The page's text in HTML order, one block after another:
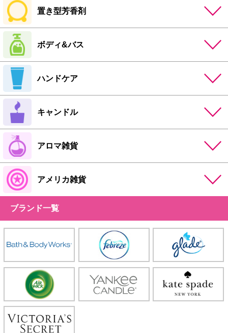
置き型芳香剤
ボディ&バス
ハンドケア
キャンドル
アロマ雑貨
アメリカ雑貨
ブランド一覧